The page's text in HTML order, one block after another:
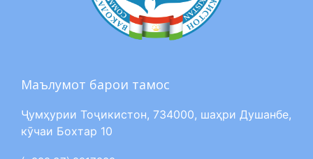
Маълумот барои тамос
Ҷумҳурии Тоҷикистон, 734000, шаҳри Душанбе,
кӯчаи Бохтар 10